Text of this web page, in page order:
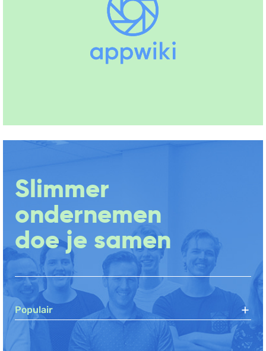
Slimmer
ondernemen
doe je samen
Populair